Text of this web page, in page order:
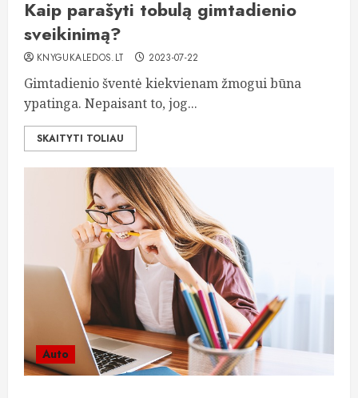
Kaip parašyti tobulą gimtadienio
sveikinimą?
KNYGUKALEDOS.LT 2023-07-22
Gimtadienio šventė kiekvienam žmogui būna
ypatinga. Nepaisant to, jog...
SKAITYTI TOLIAU
Auto